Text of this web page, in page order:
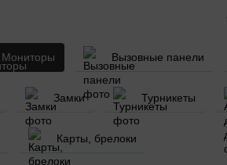
Мониторы Вызовные панели
Замки Турникеты
Карты, брелоки